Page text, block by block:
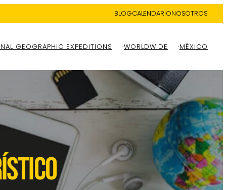
BLOGCALENDARIONOSOTROS
GEOGRAPHIC EXPEDITIONS WORLDWIDE MÉXICO